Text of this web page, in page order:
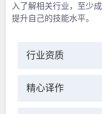
入了解相关行业，至少
提升自己的技能水平。
行业资质
精心译作